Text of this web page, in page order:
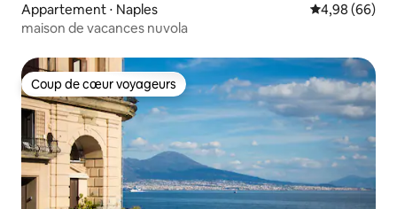
Appartement ⋅ Naples Évaluation
4,98 (66)
maison de vacances nuvola
Coup de cœur voyageurs
Coup de cœur voyageurs